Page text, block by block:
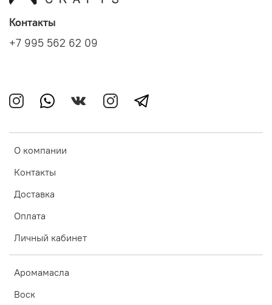
О компании
Контакты
Доставка
Оплата
Личный кабинет
Аромамасла
Воск
Контакты
+7 995 562 62 09